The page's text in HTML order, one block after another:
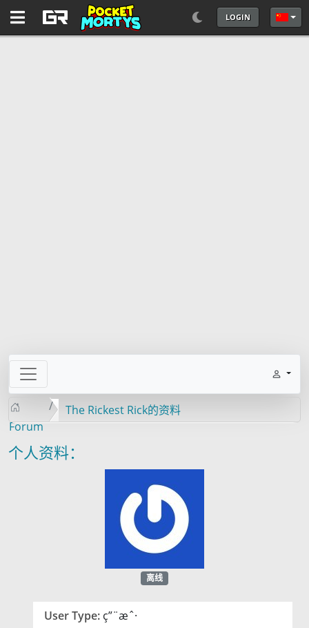
LOGIN 选择你
Forum
The Rickest Rick的资料
个人资料：
离线
User Type: ç”¨æˆ·